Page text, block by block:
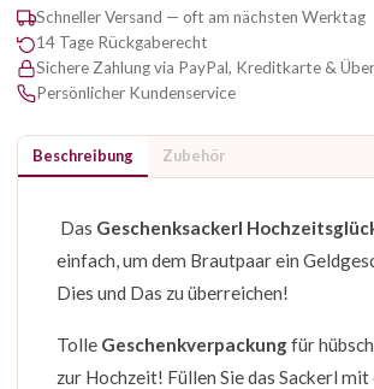
Schneller Versand — oft am nächsten Werktag
14 Tage Rückgaberecht
Sichere Zahlung via PayPal, Kreditkarte &
Persönlicher Kundenservice
Beschreibung Zubehör
Das Geschenksackerl
einfach, um dem Brautpaar ein
Dies und Das zu überreichen!
Tolle Geschenkverpackungfür
zur Hochzeit! Füllen Sie das Sackerl